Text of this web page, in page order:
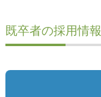
既卒者の採用情報